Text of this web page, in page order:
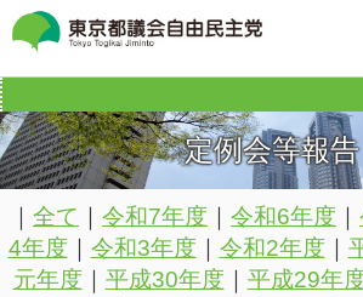
定例会等報告
全て 令和7年度 令和6年度
4年度
令和3年度 令和2年度
元年度
平成30年度 平成29年